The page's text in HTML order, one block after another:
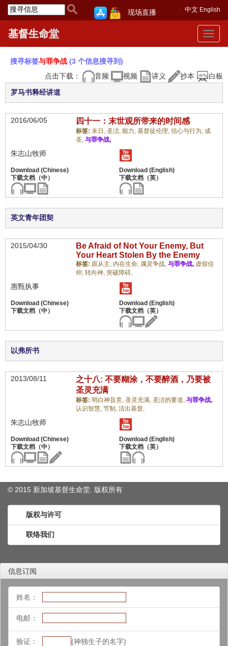
中文 English
现场直播
Toggle
基督生命堂
搜寻标签与罪争战 (3 个信息搜寻到)
点击下载：
音频 视频 讲义 抄本 白板
罗马书释经讲道
2016/06/05 四十一：末世观所带来的时间感
标签: 末日, 圣洁, 能力, 基督徒伦理, 信心与行为, 成
圣, 与罪争战,
朱志山牧师
英文青年团契
2015/04/30
Be Afraid of Not Your Enemy, But
Your Heart Stolen By the Enemy
标签: 跟从主, 内在生命, 属灵争战, 与罪争战, 虚假信
仰, 转向神, 突破障碍,
惠甄执事
以弗所书
2013/08/11
之十八: 不要糊涂，不要醉酒，乃要被
圣灵充满
标签: 明白神旨意, 圣灵充满, 圣洁的要道, 与罪争战,
认识智慧, 节制, 活出基督,
朱志山牧师
© 2015 新加坡基督生命堂. 版权所有
版权与许可
联络我们
信息订阅
姓名：
电邮：
验证： (神独生子的名字)